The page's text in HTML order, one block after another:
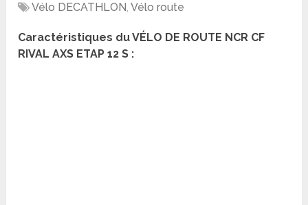
Vélo DECATHLON,Vélo route
Caractéristiques du VÉLO DE ROUTE NCR CF
RIVAL AXS ETAP 12 S :